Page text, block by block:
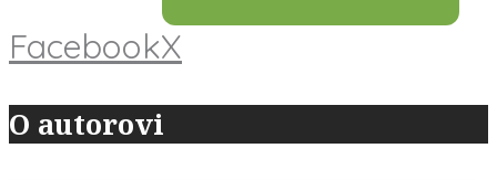
FacebookX
O autorovi